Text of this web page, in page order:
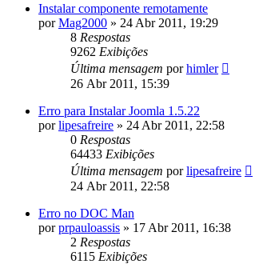
Instalar componente remotamente
porMag2000 » 24 Abr 2011, 19:29
8 Respostas
9262 Exibições
Última mensagem porhimler
26 Abr 2011, 15:39
Erro para Instalar Joomla 1.5.22
porlipesafreire » 24 Abr 2011, 22:58
0 Respostas
64433 Exibições
Última mensagem porlipesafreire
24 Abr 2011, 22:58
Erro no DOC Man
porprpauloassis » 17 Abr 2011, 16:38
2 Respostas
6115 Exibições